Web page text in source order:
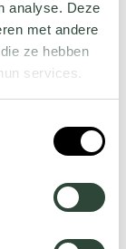
analyse. Deze
met andere
ze hebben
services.